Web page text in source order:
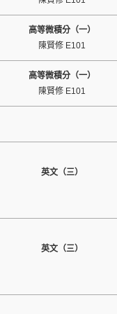
高等微積分（一）
陳賢修 E101
高等微積分（一）
陳賢修 E101
英文（三）
英文（三）